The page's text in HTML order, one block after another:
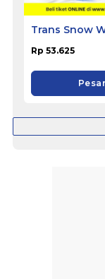
Trans Snow
Rp 53.625